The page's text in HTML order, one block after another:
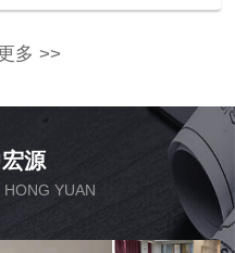
多 >>
源
YUAN